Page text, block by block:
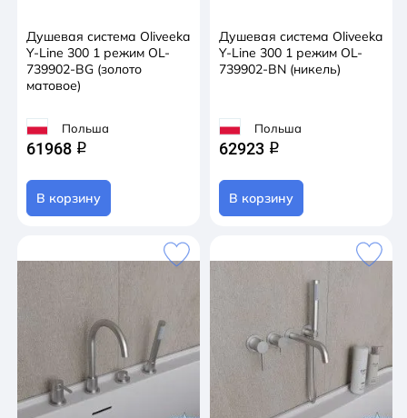
Душевая система Oliveeka
Y-Line 300 1 режим OL-
739902-BG (золото
матовое)
Польша
61968 q
В корзину
Душевая система Oliveeka
Y-Line 300 1 режим OL-
739902-BN (никель)
Польша
62923 q
В корзину